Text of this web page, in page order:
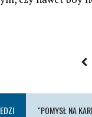
"POMYSŁ NA